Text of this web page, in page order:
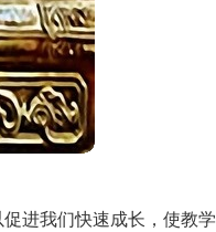
进我们快速成长，使教学